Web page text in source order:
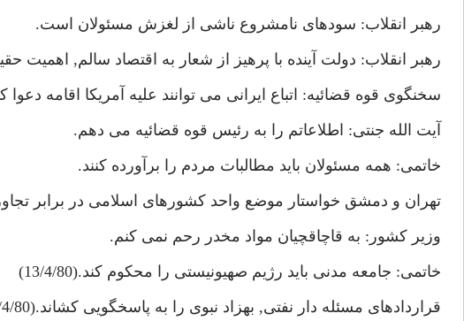
رهبر انقلاب: سودهاى نامشروع ناشى از لغزش مسئولان است.
رهبر انقلاب: دولت آينده با پرهيز از شعار به اقتصاد سالم, اهميت
سخنگوى قوه قضائيه: اتباع ايرانى مى توانند عليه آمريكا اقامه دعوا
آيت الله جنتى: اطلاعاتم را به رئيس قوه قضائيه مى دهم.
خاتمى: همه مسئولان بايد مطالبات مردم را برآورده كنند.
تهران و دمشق خواستار موضع واحد كشورهاى اسلامى در برابر تجاوزات
وزير كشور: به قاچاقچيان مواد مخدر رحم نمى كنم.
خاتمى: جامعه مدنى بايد رژيم صهيونيستى را محكوم كند.(13/4/80)
قراردادهاى مسئله دار نفتى, بهزاد نبوى را به پاسخگويى كشاند.(14/4/80)